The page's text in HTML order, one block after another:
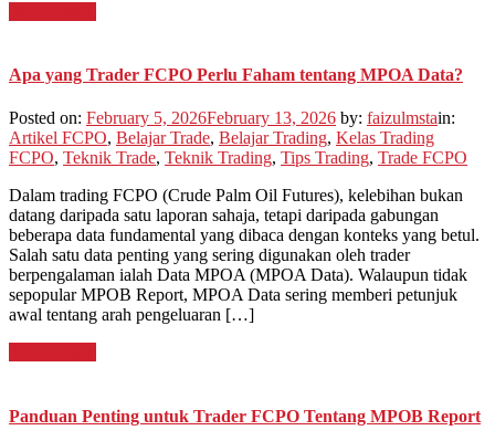
Apa yang Trader FCPO Perlu Faham tentang MPOA Data?
Posted on: February 5, 2026February 13, 2026 by: faizulmstain:
Artikel FCPO, Belajar Trade, Belajar Trading, Kelas Trading
FCPO, Teknik Trade, Teknik Trading, Tips Trading, Trade FCPO
Dalam trading FCPO (Crude Palm Oil Futures), kelebihan bukan
datang daripada satu laporan sahaja, tetapi daripada gabungan
beberapa data fundamental yang dibaca dengan konteks yang betul.
Salah satu data penting yang sering digunakan oleh trader
berpengalaman ialah Data MPOA (MPOA Data). Walaupun tidak
sepopular MPOB Report, MPOA Data sering memberi petunjuk
awal tentang arah pengeluaran […]
Panduan Penting untuk Trader FCPO Tentang MPOB Report